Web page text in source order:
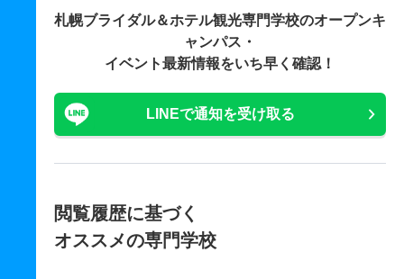
札幌ブライダル＆ホテル観光専門学校のオープンキ
ャンパス・
イベント最新情報をいち早く確認！
LINEで通知を受け取る
閲覧履歴に基づく
オススメの専門学校